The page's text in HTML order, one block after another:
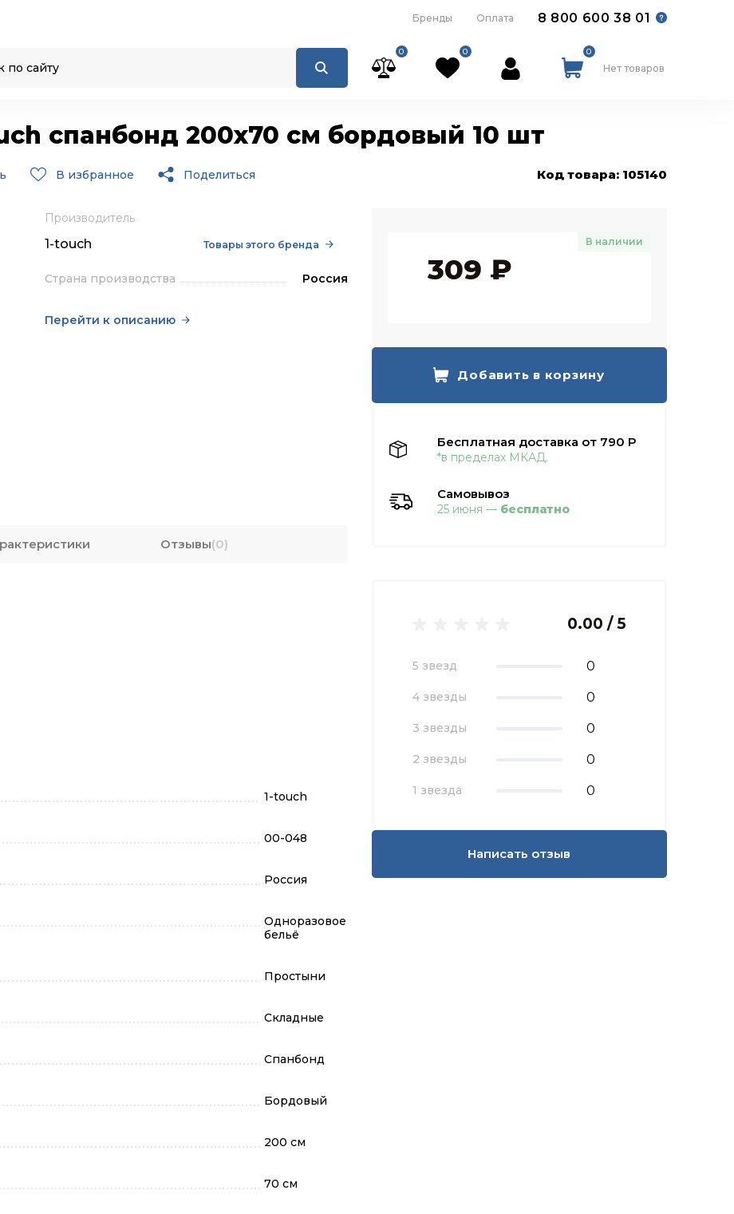
Бренды Оплата 8 800 600 38 01
0 0 0
Нет товаров
спанбонд 200х70 см бордовый 10 шт
В избранное Поделиться Код товара: 105140
Производитель
1-touch Товары этого бренда
Страна производства Россия
Перейти к описанию
В наличии
309 ₽
Добавить в корзину
Бесплатная доставка от 790 Р
*в пределах МКАД.
Самовывоз
25 июня — бесплатно
0.00 / 5
5 звезд 0
4 звезды 0
3 звезды 0
2 звезды 0
1 звезда 0
Написать отзыв
Отзывы(0)
1-touch
00-048
Россия
Одноразовое
бельё
Простыни
Складные
Спанбонд
Бордовый
200 см
70 см